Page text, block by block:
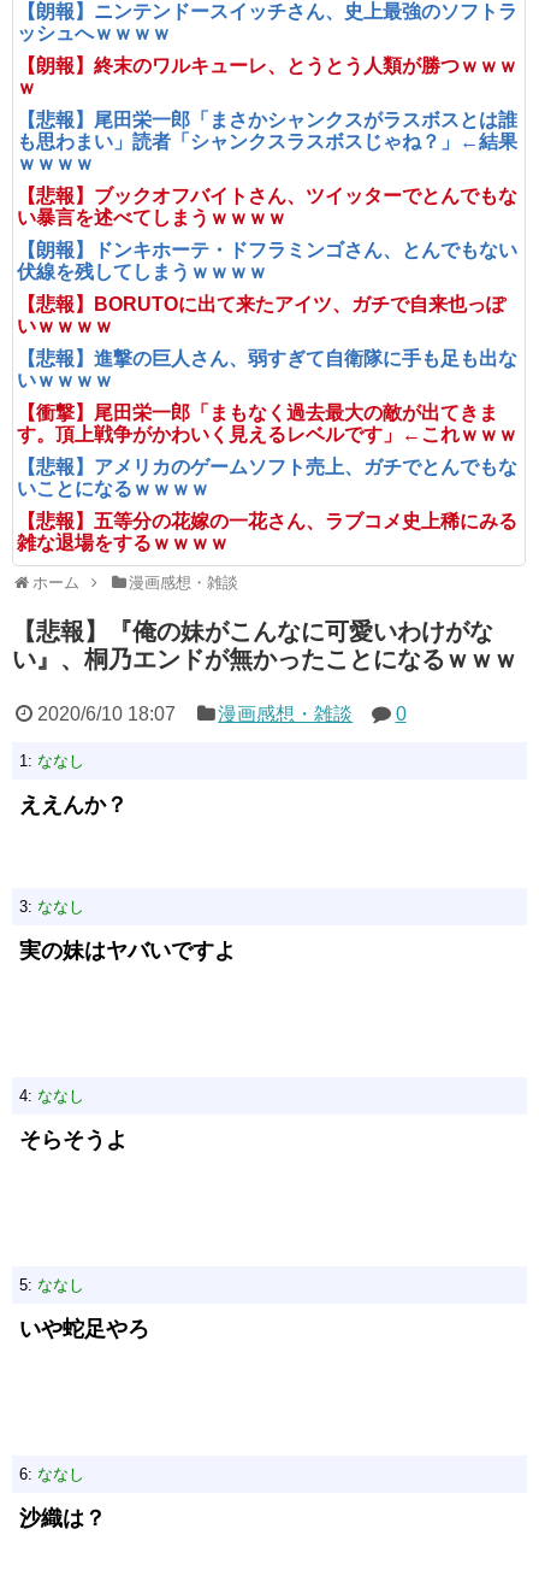
【朗報】ニンテンドースイッチさん、史上最強のソフトラ
ッシュへｗｗｗｗ
【朗報】終末のワルキューレ、とうとう人類が勝つｗｗｗ
ｗ
【悲報】尾田栄一郎「まさかシャンクスがラスボスとは誰
も思わまい」読者「シャンクスラスボスじゃね？」←結果
ｗｗｗｗ
【悲報】ブックオフバイトさん、ツイッターでとんでもな
い暴言を述べてしまうｗｗｗｗ
【朗報】ドンキホーテ・ドフラミンゴさん、とんでもない
伏線を残してしまうｗｗｗｗ
【悲報】BORUTOに出て来たアイツ、ガチで自来也っぽ
いｗｗｗｗ
【悲報】進撃の巨人さん、弱すぎて自衛隊に手も足も出な
いｗｗｗｗ
【衝撃】尾田栄一郎「まもなく過去最大の敵が出てきま
す。頂上戦争がかわいく見えるレベルです」←これｗｗｗ
【悲報】アメリカのゲームソフト売上、ガチでとんでもな
いことになるｗｗｗｗ
【悲報】五等分の花嫁の一花さん、ラブコメ史上稀にみる
雑な退場をするｗｗｗｗ
ホーム 漫画感想・雑談
【悲報】『俺の妹がこんなに可愛いわけがな
い』、桐乃エンドが無かったことになるｗｗｗ
2020/6/10 18:07 漫画感想・雑談 0
1: ななし
ええんか？
3: ななし
実の妹はヤバいですよ
4: ななし
そらそうよ
5: ななし
いや蛇足やろ
6: ななし
沙織は？